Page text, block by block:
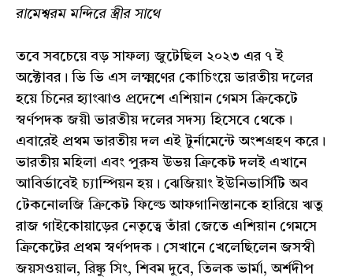
রামেশ্বরম মন্দিরে স্ত্রীর সাথে
তবে সবচেয়ে বড় সাফল্য জুটেছিল ২০২৩ এর ৭ ই
অক্টোবর। ভি ভি এস লক্ষ্মণের কোচিংয়ে ভারতীয় দলের
হয়ে চিনের হ্যাংঝাও প্রদেশে এশিয়ান গেমস ক্রিকেটে
স্বর্ণপদক জয়ী ভারতীয় দলের সদস্য হিসেবে থেকে।
এবারেই প্রথম ভারতীয় দল এই টুর্নামেন্টে অংশগ্রহণ করে।
ভারতীয় মহিলা এবং পুরুষ উভয় ক্রিকেট দলই এখানে
আবির্ভাবেই চ্যাম্পিয়ন হয়। ঝেজিয়াং ইউনিভার্সিটি অব
টেকনোলজি ক্রিকেট ফিল্ডে আফগানিস্তানকে হারিয়ে ঋতু
রাজ গাইকোয়াড়ের নেতৃত্বে তাঁরা জেতে এশিয়ান গেমসে
ক্রিকেটের প্রথম স্বর্ণপদক। সেখানে খেলেছিলেন জসস্বী
জয়সওয়াল, রিঙ্কু সিং, শিবম দুবে, তিলক ভার্মা, অর্শদীপ